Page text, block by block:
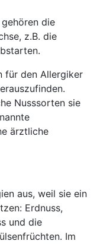
gehören die
z.B. die
für den Allergiker
Nusssorten sie
ärztliche
aus, weil sie ein
Erdnuss,
und die
Im